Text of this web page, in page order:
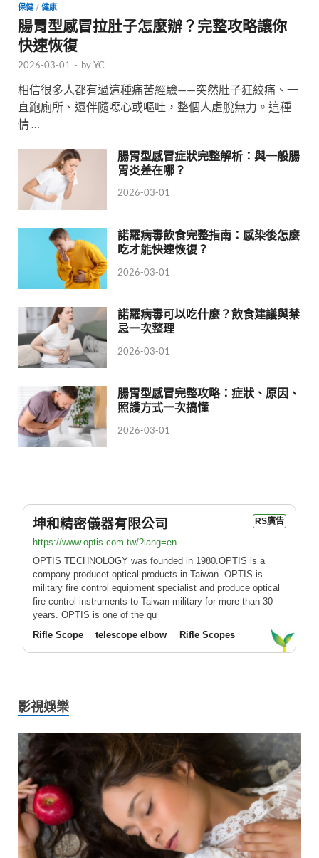
保健 / 健康
腸胃型感冒拉肚子怎麼辦？完整攻略讓你
快速恢復
2026-03-01 - byYC
相信很多人都有過這種痛苦經驗——突然肚子狂絞痛、一
直跑廁所、還伴隨噁心或嘔吐，整個人虛脫無力。這種
情 …
腸胃型感冒症狀完整解析：與一般腸
胃炎差在哪？
2026-03-01
諾羅病毒飲食完整指南：感染後怎麼
吃才能快速恢復？
2026-03-01
諾羅病毒可以吃什麼？飲食建議與禁
忌一次整理
2026-03-01
腸胃型感冒完整攻略：症狀、原因、
照護方式一次搞懂
2026-03-01
坤和精密儀器有限公司 RS廣告
https://www.optis.com.tw/?lang=en
OPTIS TECHNOLOGY was founded in 1980.OPTIS is a
company producet optical products in Taiwan. OPTIS is
military fire control equipment specialist and produce optical
fire control instruments to Taiwan military for more than 30
years. OPTIS is one of the qu
Rifle Scope
telescope elbow Rifle Scopes
影視娛樂